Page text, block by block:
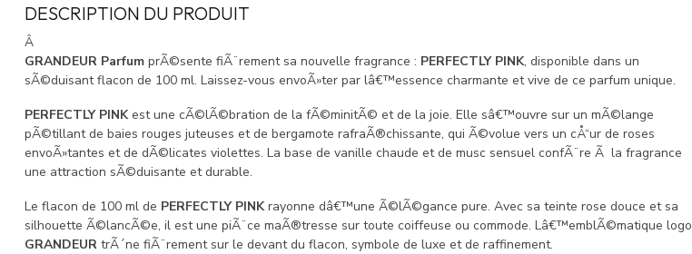
DESCRIPTION DU PRODUIT
Â
GRANDEUR Parfum prÃ©sente fiÃ¨rement sa nouvelle fragrance : PERFECTLY PINK, disponible dans un
sÃ©duisant flacon de 100 ml. Laissez-vous envoÃ»ter par lâ€™essence charmante et vive de ce parfum unique.
PERFECTLY PINKest une cÃ©lÃ©bration de la fÃ©minitÃ© et de la joie. Elle sâ€™ouvre sur un mÃ©lange
pÃ©tillant de baies rouges juteuses et de bergamote rafraÃ®chissante, qui Ã©volue vers un cÅ“ur de roses
envoÃ»tantes et de dÃ©licates violettes. La base de vanille chaude et de musc sensuel confÃ¨re Ã la fragrance
une attraction sÃ©duisante et durable.
Le flacon de 100 ml de PERFECTLY PINKrayonne dâ€™une Ã©lÃ©gance pure. Avec sa teinte rose douce et sa
silhouette Ã©lancÃ©e, il est une piÃ¨ce maÃ®tresse sur toute coiffeuse ou commode. Lâ€™emblÃ©matique logo
GRANDEUR trÃ´ne fiÃ¨rement sur le devant du flacon, symbole de luxe et de raffinement.